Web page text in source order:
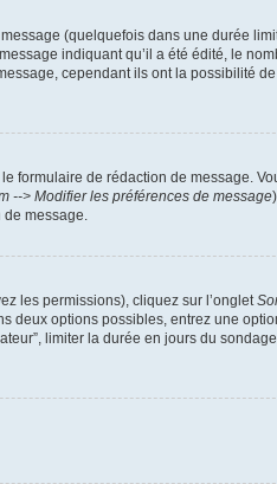
(quelquefois dans une durée
indiquant qu’il a été édité, le
cependant ils ont la possibilité
formulaire de rédaction de message.
--> Modifier les préférences de message
message.
les permissions), cliquez sur l’onglet
deux options possibles, entrez une
limiter la durée en jours du